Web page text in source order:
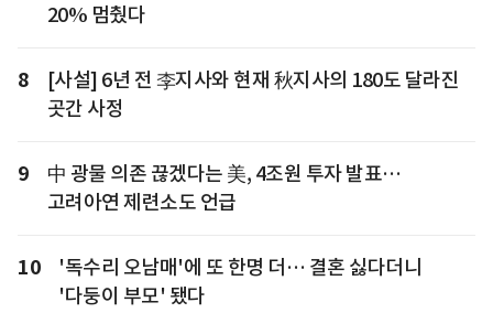
20% 멈췄다
8
[사설] 6년 전 李지사와 현재 秋지사의 180도 달라진
곳간 사정
9
中 광물 의존 끊겠다는 美, 4조원 투자 발표…
고려아연 제련소도 언급
10
'독수리 오남매'에 또 한명 더… 결혼 싫다더니
'다둥이 부모' 됐다